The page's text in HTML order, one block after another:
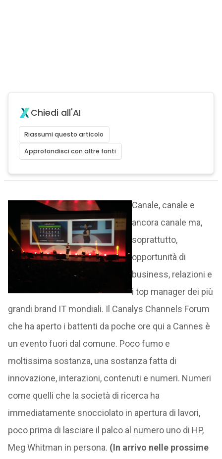
Chiedi all'AI
Riassumi questo articolo
Approfondisci con altre fonti
Canale, canale e
ancora canale ma,
soprattutto,
opportunità di
business, relazioni e
i top manager dei più
grandi brand IT mondiali. Il Canalys Channels Forum
che ha aperto i battenti da poche ore qui a Cannes è
un evento fuori dal comune. Poco fumo e
moltissima sostanza, una sostanza fatta di
innovazione, interazioni, contenuti e numeri. Numeri
come quelli che la società di ricerca ha
immediatamente snocciolato in apertura di lavori,
poco prima di lasciare il palco al numero uno di HP,
Meg Whitman in persona. (In arrivo nelle prossime